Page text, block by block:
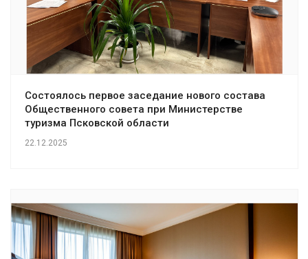
Состоялось первое заседание нового состава
Общественного совета при Министерстве
туризма Псковской области
22.12.2025